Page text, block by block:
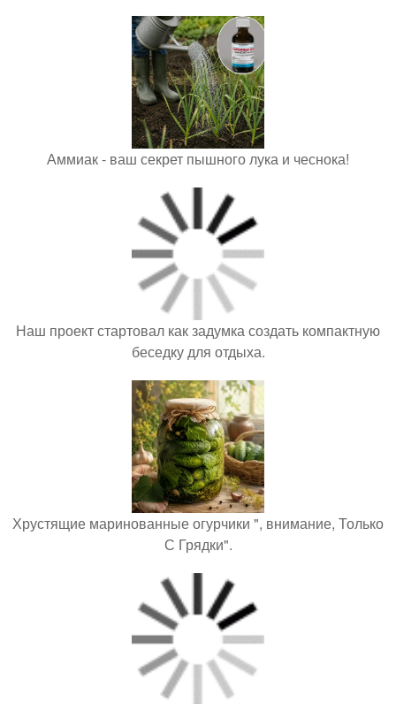
Аммиак - ваш секрет пышного лука и чеснока!
Наш проект стартовал как задумка создать компактную
беседку для отдыха.
Хрустящие маринованные огурчики ", внимание, Только
С Грядки".